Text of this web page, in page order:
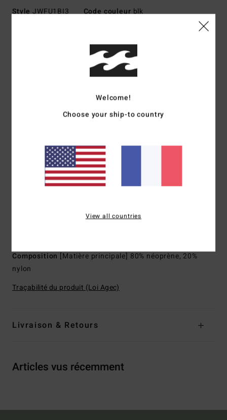
StyleJWFU1BI3 Code couleurblk
Néoprène Superflex résistant et nylon
Matière en silicone stretch à l'intérieur
recyclée, une matière légère et stretch fabriquée à partir de
thermique inégalée
limiter les entrées d'eau et offrir plus de flexibilité
Couture interne : Points de frottement renforcés avec
ruban adhésif Melco
Modèle :Combinaison intégrale à manches longues
manches longues
Composition [Matière principale] 80% néoprène, 20%
nylon
Traçabilité du produit (Loi Agec)
Livraison & Retours
Articles vus récemment
Welcome!
Choose your ship-to country
View all countries